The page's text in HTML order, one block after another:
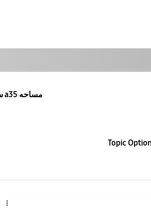
Re: Re: Re: سامسونج a35 مساحه
Topic